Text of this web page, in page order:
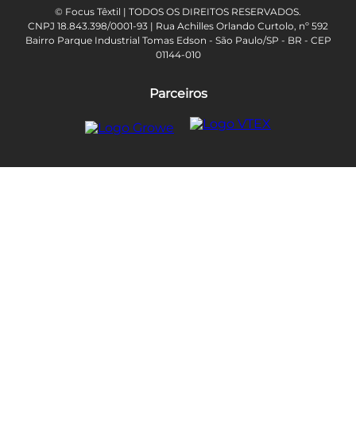
© Focus Têxtil | TODOS OS DIREITOS RESERVADOS.
CNPJ 18.843.398/0001-93 | Rua Achilles Orlando Curtolo, nº 592
Bairro Parque Industrial Tomas Edson - São Paulo/SP - BR - CEP
01144-010
Parceiros